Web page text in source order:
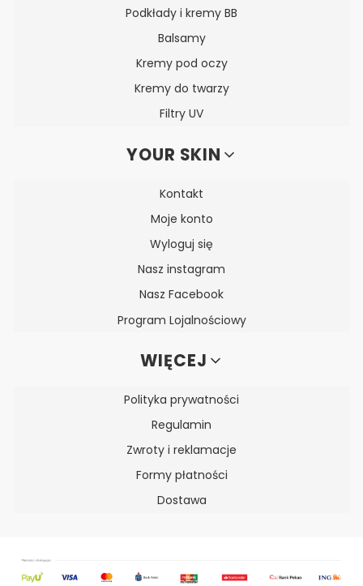
Podkłady i kremy BB
Balsamy
Kremy pod oczy
Kremy do twarzy
Filtry UV
YOUR SKIN
Kontakt
Moje konto
Wyloguj się
Nasz instagram
Nasz Facebook
Program Lojalnościowy
WIĘCEJ
Polityka prywatności
Regulamin
Zwroty i reklamacje
Formy płatności
Dostawa